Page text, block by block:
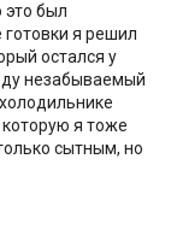
это был
я решил
остался у
незабываемый
я тоже
сытным, но